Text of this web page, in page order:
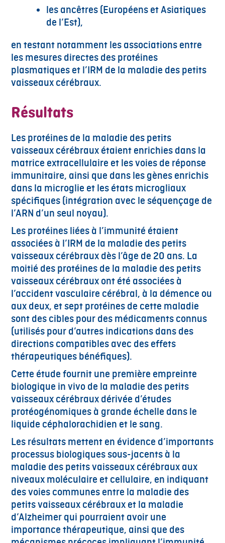
les ancêtres (Européens et Asiatiques
de l’Est),
en testant notamment les associations entre
les mesures directes des protéines
plasmatiques et l’IRM de la maladie des petits
vaisseaux cérébraux.
Résultats
Les protéines de la maladie des petits
vaisseaux cérébraux étaient enrichies dans la
matrice extracellulaire et les voies de réponse
immunitaire, ainsi que dans les gènes enrichis
dans la microglie et les états microgliaux
spécifiques (intégration avec le séquençage de
l’ARN d’un seul noyau).
Les protéines liées à l’immunité étaient
associées à l’IRM de la maladie des petits
vaisseaux cérébraux dès l’âge de 20 ans. La
moitié des protéines de la maladie des petits
vaisseaux cérébraux ont été associées à
l’accident vasculaire cérébral, à la démence ou
aux deux, et sept protéines de cette maladie
sont des cibles pour des médicaments connus
(utilisés pour d’autres indications dans des
directions compatibles avec des effets
thérapeutiques bénéfiques).
Cette étude fournit une première empreinte
biologique in vivo de la maladie des petits
vaisseaux cérébraux dérivée d’études
protéogénomiques à grande échelle dans le
liquide céphalorachidien et le sang.
Les résultats mettent en évidence d’importants
processus biologiques sous-jacents à la
maladie des petits vaisseaux cérébraux aux
niveaux moléculaire et cellulaire, en indiquant
des voies communes entre la maladie des
petits vaisseaux cérébraux et la maladie
d’Alzheimer qui pourraient avoir une
importance thérapeutique, ainsi que des